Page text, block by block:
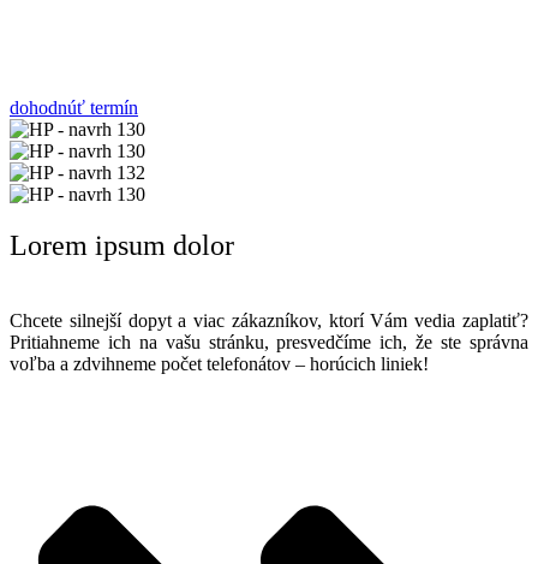
dohodnúť termín
Lorem ipsum dolor
Chcete silnejší dopyt a viac zákazníkov, ktorí Vám vedia zaplatiť?
Pritiahneme ich na vašu stránku, presvedčíme ich, že ste správna
voľba a zdvihneme počet telefonátov – horúcich liniek!